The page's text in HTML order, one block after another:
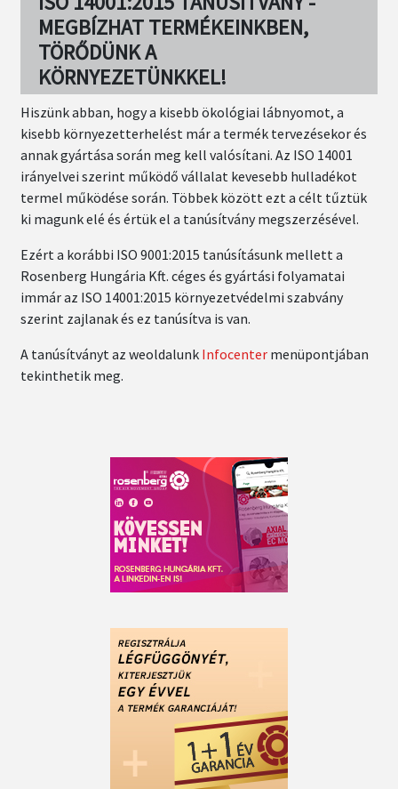
MEGBÍZHAT TERMÉKEINKBEN,
TÖRŐDÜNK A
KÖRNYEZETÜNKKEL!
Hiszünk abban, hogy a kisebb ökológiai lábnyomot, a
kisebb környezetterhelést már a termék tervezésekor és
annak gyártása során meg kell valósítani. Az ISO 14001
irányelvei szerint működő vállalat kevesebb hulladékot
termel működése során. Többek között ezt a célt tűztük
ki magunk elé és értük el a tanúsítvány megszerzésével.
Ezért a korábbi ISO 9001:2015 tanúsításunk mellett a
Rosenberg Hungária Kft. céges és gyártási folyamatai
immár az ISO 14001:2015 környezetvédelmi szabvány
szerint zajlanak és ez tanúsítva is van.
A tanúsítványt az weoldalunk Infocenter menüpontjában
tekinthetik meg.